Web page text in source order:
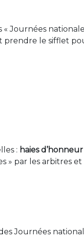
Journées
prendre le sifflet
: haies d’honneur
» par les arbitres et
Journées